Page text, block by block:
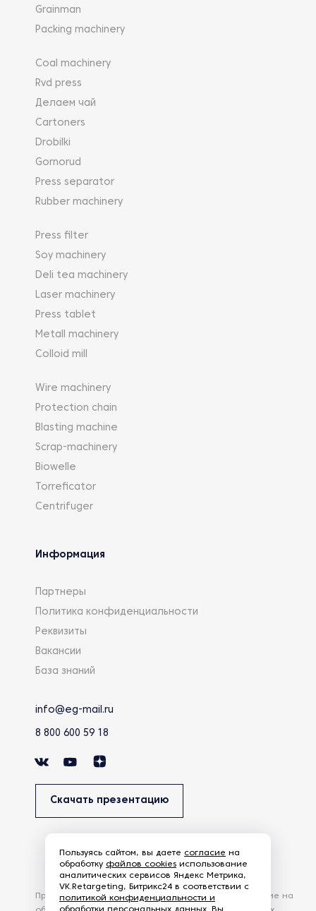
Grainman
Packing machinery
Coal machinery
Rvd press
Делаем чай
Cartoners
Drobilki
Gornorud
Press separator
Rubber machinery
Press filter
Soy machinery
Deli tea machinery
Laser machinery
Press tablet
Metall machinery
Colloid mill
Wire machinery
Protection chain
Blasting machine
Scrap-machinery
Biowelle
Torreficator
Centrifuger
Информация
Партнеры
Политика конфиденциальности
Реквизиты
Вакансии
База знаний
info@eg-mail.ru
8 800 600 59 18
Скачать презентацию
Продолжая использовать наш сайт, вы даете согласие на
Пользуясь сайтом, вы даете согласие на
обработку файлов cookies использование
аналитических сервисов Яндекс Метрика,
VK.Retargeting, Битрикс24 в соответствии с
политикой конфиденциальности и